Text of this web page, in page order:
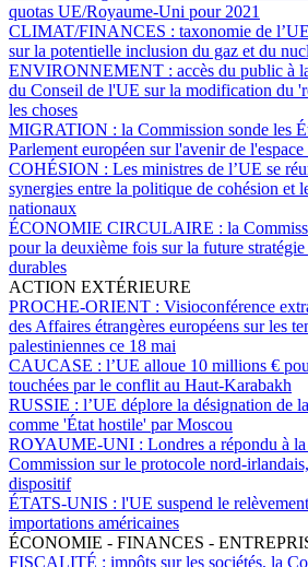
quotas UE/Royaume-Uni pour 2021
CLIMAT/FINANCES : taxonomie de
sur la potentielle inclusion du gaz et du
ENVIRONNEMENT : accès du public à
du Conseil de l'UE sur la modification du
les choses
MIGRATION : la Commission sonde les
Parlement européen sur l'avenir de l'espace
COHÉSION : Les ministres de l’UE se
synergies entre la politique de cohésion et
nationaux
ÉCONOMIE CIRCULAIRE : la
pour la deuxième fois sur la future
durables
ACTION EXTÉRIEURE
PROCHE-ORIENT : Visioconférence
des Affaires étrangères européens sur les
palestiniennes ce 18 mai
CAUCASE : l’UE alloue 10 millions €
touchées par le conflit au Haut-Karabakh
RUSSIE : l’UE déplore la désignation de
comme 'État hostile' par Moscou
ROYAUME-UNI : Londres a répondu à
Commission sur le protocole nord-
dispositif
ÉTATS-UNIS : l'UE suspend le
importations américaines
ÉCONOMIE - FINANCES -
FISCALITÉ : impôts sur les sociétés, la